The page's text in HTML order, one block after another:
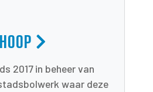
2017 in beheer van
waar deze